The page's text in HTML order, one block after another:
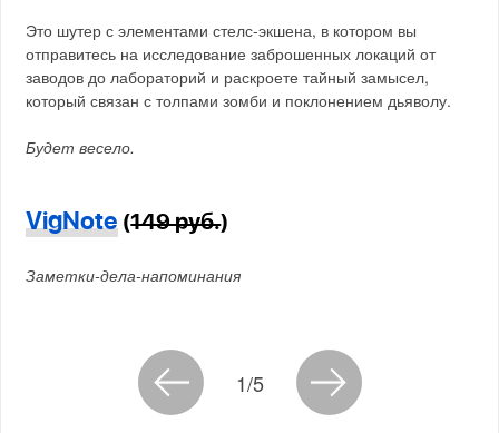
Это шутер с элементами стелс-экшена, в котором вы
отправитесь на исследование заброшенных локаций от
заводов до лабораторий и раскроете тайный замысел,
который связан с толпами зомби и поклонением дьяволу.
Будет весело.
VigNote (149 руб.)
Заметки-дела-напоминания
1/5